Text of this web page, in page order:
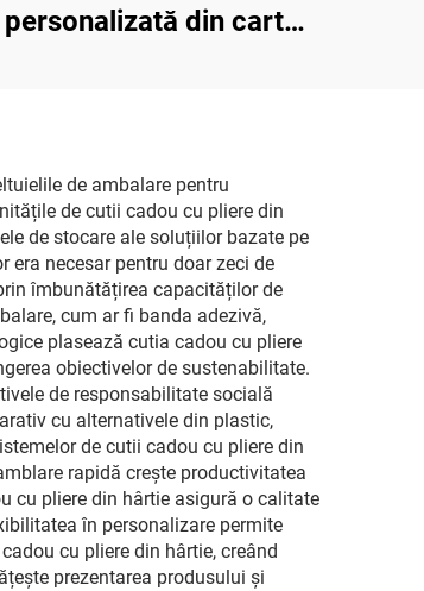
personalizată din carton
cumpărături
de ambalare pentru
de cutii cadou cu pliere din
de stocare ale soluțiilor bazate pe
necesar pentru doar zeci de
îmbunătățirea capacităților de
cum ar fi banda adezivă,
plasează cutia cadou cu pliere
obiectivelor de sustenabilitate.
de responsabilitate socială
cu alternativele din plastic,
de cutii cadou cu pliere din
rapidă crește productivitatea
cu pliere din hârtie asigură o calitate
în personalizare permite
cu pliere din hârtie, creând
prezentarea produsului și